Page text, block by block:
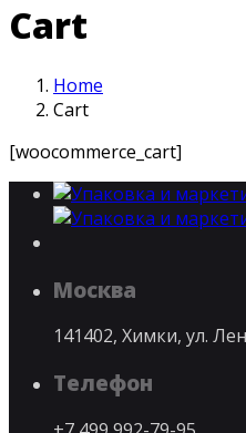
Cart
Home
Cart
[woocommerce_cart]
Москва
141402, Химки, ул.
Телефон